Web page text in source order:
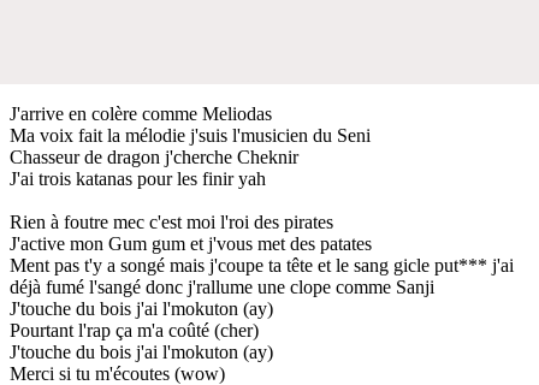
J'arrive en colère comme Meliodas
Ma voix fait la mélodie j'suis l'musicien du Seni
Chasseur de dragon j'cherche Cheknir
J'ai trois katanas pour les finir yah
Rien à foutre mec c'est moi l'roi des pirates
J'active mon Gum gum et j'vous met des patates
Ment pas t'y a songé mais j'coupe ta tête et le sang gicle put*** j'ai
déjà fumé l'sangé donc j'rallume une clope comme Sanji
J'touche du bois j'ai l'mokuton (ay)
Pourtant l'rap ça m'a coûté (cher)
J'touche du bois j'ai l'mokuton (ay)
Merci si tu m'écoutes (wow)